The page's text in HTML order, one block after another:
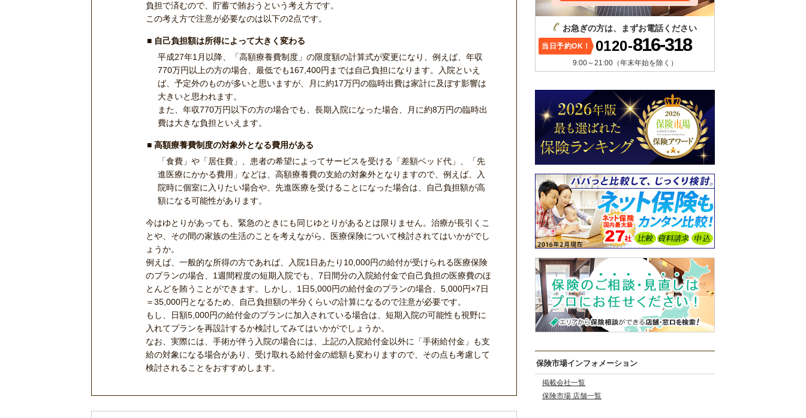
負担で済むので、貯蓄で賄おうという考え方です。
この考え方で注意が必要なのは以下の2点です。
自己負担額は所得によって大きく変わる
平成27年1月以降、「高額療養費制度」の限度額の計算式が変更になり、例えば、年収
770万円以上の方の場合、最低でも167,400円までは自己負担になります。入院といえ
ば、予定外のものが多いと思いますが、月に約17万円の臨時出費は家計に及ぼす影響は
大きいと思われます。
また、年収770万円以下の方の場合でも、長期入院になった場合、月に約8万円の臨時出
費は大きな負担といえます。
高額療養費制度の対象外となる費用がある
「食費」や「居住費」、患者の希望によってサービスを受ける「差額ベッド代」、「先
進医療にかかる費用」などは、高額療養費の支給の対象外となりますので、例えば、入
院時に個室に入りたい場合や、先進医療を受けることになった場合は、自己負担額が高
額になる可能性があります。
今はゆとりがあっても、緊急のときにも同じゆとりがあるとは限りません。治療が長引くこ
とや、その間の家族の生活のことを考えながら、医療保険について検討されてはいかがでし
ょうか。
例えば、一般的な所得の方であれば、入院1日あたり10,000円の給付が受けられる医療保険
のプランの場合、1週間程度の短期入院でも、7日間分の入院給付金で自己負担の医療費のほ
とんどを賄うことができます。しかし、1日5,000円の給付金のプランの場合、5,000円×7日
＝35,000円となるため、自己負担額の半分くらいの計算になるので注意が必要です。
もし、日額5,000円の給付金のプランに加入されている場合は、短期入院の可能性も視野に
入れてプランを再設計するか検討してみてはいかがでしょうか。
なお、実際には、手術が伴う入院の場合には、上記の入院給付金以外に「手術給付金」も支
給の対象になる場合があり、受け取れる給付金の総額も変わりますので、その点も考慮して
検討されることをおすすめします。
お急ぎの方は、まずお電話ください
当日予約OK！ 0120-816-318
9:00～21:00（年末年始を除く）
保険市場インフォメーション
掲載会社一覧
保険市場 店舗一覧